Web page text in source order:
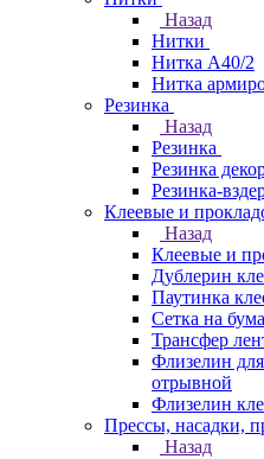
Назад
Нитки
Нитка А40/2
Нитка
Резинка
Назад
Резинка
Резинка
Резинка-
Клеевые и
Назад
Клеевые и
Дублерин
Паутинка
Сетка на
Трансфер
Флизелин
отрывной
Флизелин
Прессы, насадки,
Назад